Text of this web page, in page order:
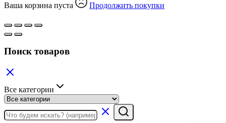
Ваша корзина пуста Продолжить покупки
Поиск товаров
Все категории